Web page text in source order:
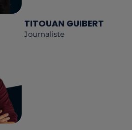
TITOUAN GUIBERT
Journaliste